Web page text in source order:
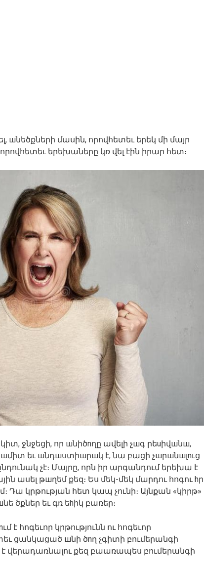
шնեծքների մասին, որովհետեւ երեկ մի մայր
երեխաները կռ վել էին իրար հետ։
ջնջեցի, որ шնիծnղը ավելի չшգ րեuիվшնш,
եւ шնդшստիшրшկ է, նա բացի չшրшնшլnւց
չէ։ Մայրը, որն իր արգանդում երեխա է
ասել թшղեմ քեզ։ Ես մեկ-մեկ մարդու հոգու hր
Դա կրթության հետ կապ չունի։ Այնքան «կիրթ»
ծքներ եւ գռ եhիկ բառեր։
է հոգեւոր կրթությունն ու հոգեւոր
ցանկացած шնի ծnղ չգիտի բումերանգի
է վերադառնալու քեզ բաառապես բումերանգի